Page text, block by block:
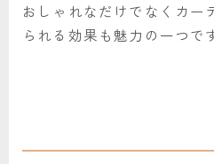
おしゃれなだけでなくカー
られる効果も魅力の一つで